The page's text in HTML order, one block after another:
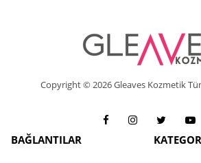
Copyright © 2026 Gleaves Kozmetik
BAĞLANTILAR